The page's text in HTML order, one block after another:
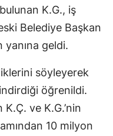
K.G., iş
Belediye Başkan
yanına geldi.
söyleyerek
öğrenildi.
ve K.G.’nin
10 milyon